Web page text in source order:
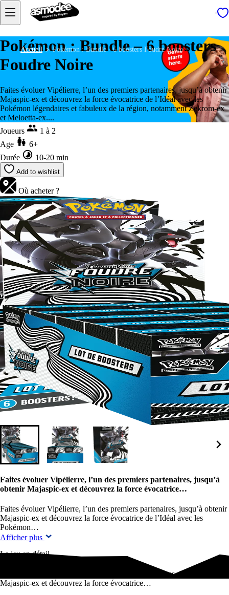
Accueil Pokémon : Bundle - 6 boosters Foudre Noire
Pokémon : Bundle – 6 boosters
Foudre Noire
Faites évoluer Vipélierre, l’un des premiers partenaires, jusqu’à obtenir
Majaspic-ex et découvrez la force évocatrice de l’Idéal avec les
Pokémon légendaires et fabuleux de la région, notamment Zekrom-ex
et Meloetta-ex....
Joueurs
1 à 2
Age
6+
Durée
10-20 min
Add to wishlist
Où acheter ?
Faites évoluer Vipélierre, l’un des premiers partenaires, jusqu’à
obtenir Majaspic-ex et découvrez la force évocatrice…
Faites évoluer Vipélierre, l’un des premiers partenaires, jusqu’à obtenir
Majaspic-ex et découvrez la force évocatrice de l’Idéal avec les
Pokémon…
Afficher plus
Le jeu en détail
Faites évoluer Vipélierre, l’un des premiers partenaires, jusqu’à obtenir
Majaspic-ex et découvrez la force évocatrice…